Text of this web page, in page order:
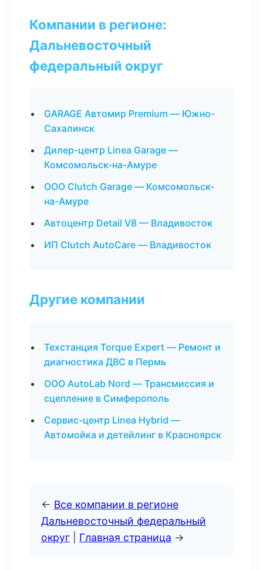
Компании в регионе:
Дальневосточный
федеральный округ
GARAGE Автомир Premium — Южно-
Сахалинск
Дилер-центр Linea Garage —
Комсомольск-на-Амуре
ООО Clutch Garage — Комсомольск-
на-Амуре
Автоцентр Detail V8 — Владивосток
ИП Clutch AutoCare — Владивосток
Другие компании
Техстанция Torque Expert — Ремонт и
диагностика ДВС в Пермь
ООО AutoLab Nord — Трансмиссия и
сцепление в Симферополь
Сервис-центр Linea Hybrid —
Автомойка и детейлинг в Красноярск
← Все компании в регионе
Дальневосточный федеральный
округ
Главная страница →